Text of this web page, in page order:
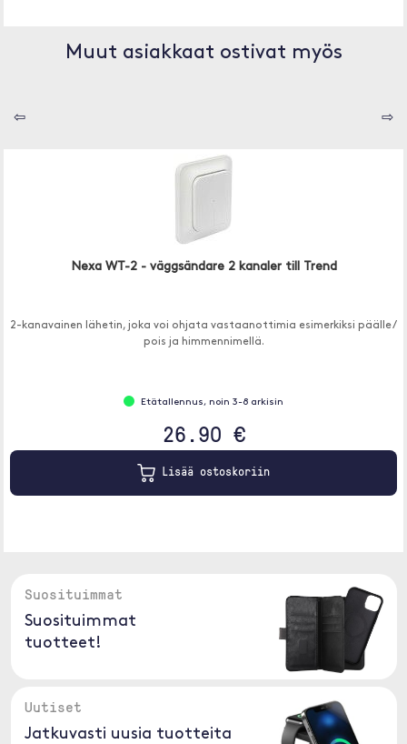
Muut asiakkaat ostivat myös
⇦ ⇨
Nexa WT-2 - väggsändare 2 kanaler till Trend
2-kanavainen lähetin, joka voi ohjata vastaanottimia esimerkiksi päälle /
pois ja himmennimellä.
Etätallennus, noin 3-8 arkisin
26.90 €
Lisää ostoskoriin
Suosituimmat
Suosituimmat
tuotteet!
Uutiset
Jatkuvasti uusia tuotteita